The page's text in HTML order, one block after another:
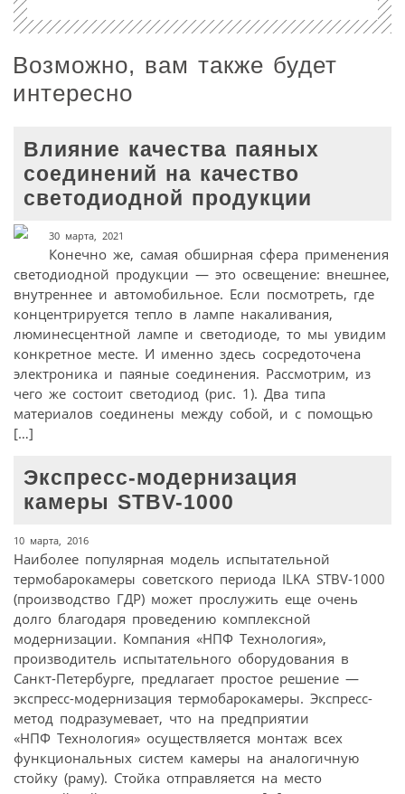
Возможно, вам также будет
интересно
Влияние качества паяных
соединений на качество
светодиодной продукции
30 марта, 2021
Конечно же, самая обширная сфера применения
светодиодной продукции — это освещение: внешнее,
внутреннее и автомобильное. Если посмотреть, где
концентрируется тепло в лампе накаливания,
люминесцентной лампе и светодиоде, то мы увидим
конкретное месте. И именно здесь сосредоточена
электроника и паяные соединения. Рассмотрим, из
чего же состоит светодиод (рис. 1). Два типа
материалов соединены между собой, и с помощью
[…]
Экспресс-модернизация
камеры STBV-1000
10 марта, 2016
Наиболее популярная модель испытательной
термобарокамеры советского периода ILKA STBV-1000
(производство ГДР) может прослужить еще очень
долго благодаря проведению комплексной
модернизации. Компания «НПФ Технология»,
производитель испытательного оборудования в
Санкт-Петербурге, предлагает простое решение —
экспресс-модернизация термобарокамеры. Экспресс-
метод подразумевает, что на предприятии
«НПФ Технология» осуществляется монтаж всех
функциональных систем камеры на аналогичную
стойку (раму). Стойка отправляется на место